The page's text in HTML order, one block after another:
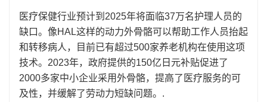
医疗保健行业预计到2025年将面临37万名护理人员的
缺口。像HAL这样的动力外骨骼可以帮助工作人员抬起
和转移病人，目前已有超过500家养老机构在使用这项
技术。2023年，政府提供的150亿日元补贴促进了
2000多家中小企业采用外骨骼，提高了医疗服务的可
及性，并缓解了劳动力短缺问题。.